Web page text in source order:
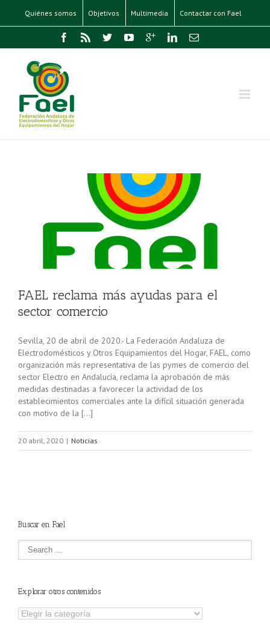
Quiénes somos Objetivos Multimedia Contactar con Fael
FAEL reclama más ayudas para el
sector comercio
Sevilla, 20 de abril de 2020.- La Federación Andaluza de
Electrodomésticos y Otros Equipamientos del Hogar, FAEL, como
organización más representativa de las pymes de comercio del
sector Electro en Andalucía, reclama la aprobación de más
medidas destinadas a favorecer la actividad de los
establecimientos comerciales ante la difícil situación generada
con motivo de la […]
20 abril, 2020 | Noticias
Buscar en Fael
Explorar otros contenidos
Explorar